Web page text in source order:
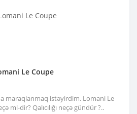
Le Coupe
maraqlanmaq istəyirdim. Lomani Le
ml-dir? Qalıcılığı neçə gündür ?..